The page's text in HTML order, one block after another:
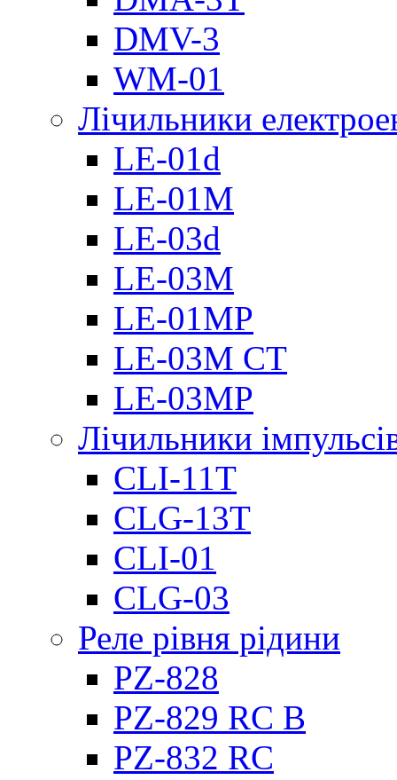
DMV-3
WM-01
Лічильники
LE-01d
LE-01M
LE-03d
LE-03M
LE-01MP
LE-03M CT
LE-03MP
Лічильники
CLI-11T
CLG-13T
CLI-01
CLG-03
Реле рівня рідини
PZ-828
PZ-829 RC B
PZ-832 RC